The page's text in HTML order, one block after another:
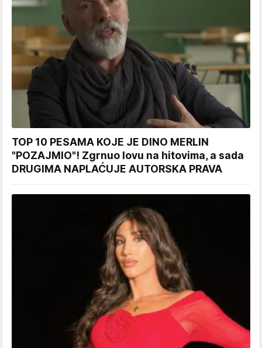
TOP 10 PESAMA KOJE JE DINO MERLIN
"POZAJMIO"! Zgrnuo lovu na hitovima, a sada
DRUGIMA NAPLAĆUJE AUTORSKA PRAVA